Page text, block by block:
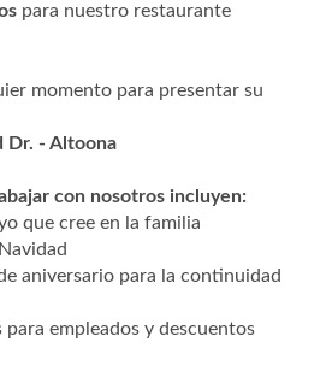
para nuestro restaurante
momento para presentar su
Dr. - Altoona
con nosotros incluyen:
que cree en la familia
aniversario para la continuidad
empleados y descuentos